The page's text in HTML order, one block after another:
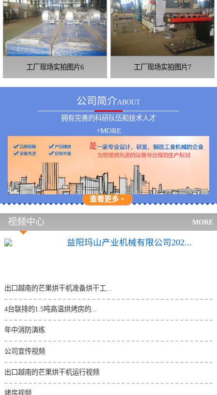
工厂现场实拍图片6 工厂现场实拍图片7
公司简介ABOUT
拥有完善的科研队伍和技术人才
+MORE
查看更多 +
视频中心 MORE
益阳玛山产业机械有限公司202...
出口越南的芒果烘干机准备烘干工...
4台联排的1.5吨高温烘烤房的...
年中消防演练
公司宣传视频
出口越南的芒果烘干机运行视频
烤房视频